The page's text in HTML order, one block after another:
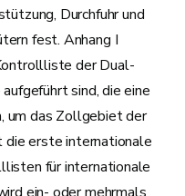
Durchfuhr und
fest. Anhang I
der Dual-
sind, die eine
um das Zollgebiet der
die erste internationale
für internationale